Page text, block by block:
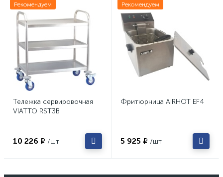
Рекомендуем
Тележка сервировочная
VIATTO RST3B
10 226 ₽ /шт
Рекомендуем
Фритюрница AIRHOT EF4
5 925 ₽ /шт